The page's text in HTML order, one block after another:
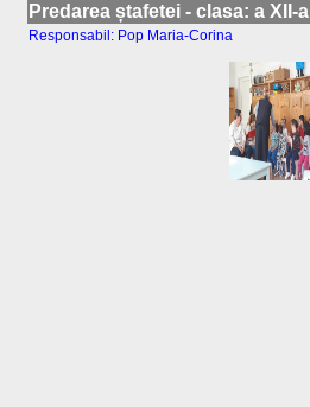
Predarea ștafetei - clasa: a XII-a
Responsabil: Pop Maria-Corina